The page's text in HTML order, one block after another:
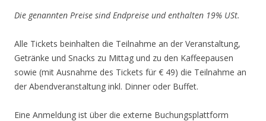
Die genannten Preise sind Endpreise und enthalten 19% USt.
Alle Tickets beinhalten die Teilnahme an der Veranstaltung,
Getränke und Snacks zu Mittag und zu den Kaffeepausen
sowie (mit Ausnahme des Tickets für € 49) die Teilnahme an
der Abendveranstaltung inkl. Dinner oder Buffet.
Eine Anmeldung ist über die externe Buchungsplattform